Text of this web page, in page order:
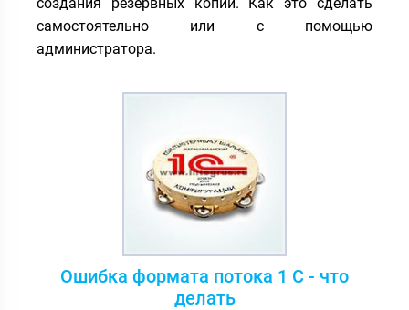
самостоятельно или с помощью
администратора.
Ошибка формата потока 1 С - что
делать